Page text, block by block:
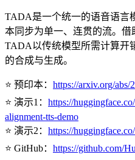
TADA是一个统一的语音语言
本同步为单一、连贯的流。借
TADA以传统模型所需计算开
的合成与生成。
⭐️ 预印本： https://arxiv.org/abs/
⭐️ 演示1： https://
alignment-tts-demo
⭐️ 演示2： https://
⭐️ GitHub： https://github.com/